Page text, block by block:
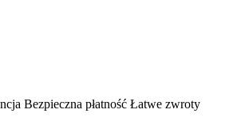
Bezpieczna płatność Łatwe zwroty